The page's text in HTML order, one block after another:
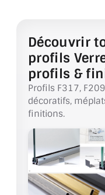
CATALOGUE DE
VERRE
LES FIXATIONS
LES PROFILS
VITRINE EN VERRE
CONNECTEURS
PLATS ET
Découvrir
profils
profils &
Profils F317,
décoratifs,
finitions.